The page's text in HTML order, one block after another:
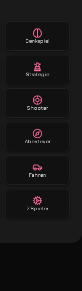
Denkspiel
Strategie
Shooter
Abenteuer
Fahren
2 Spieler